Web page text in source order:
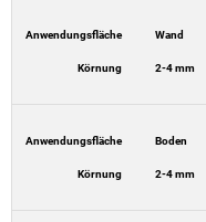
Anwendungsfläche Wand
Körnung 2-4 mm
Anwendungsfläche Boden
Körnung 2-4 mm